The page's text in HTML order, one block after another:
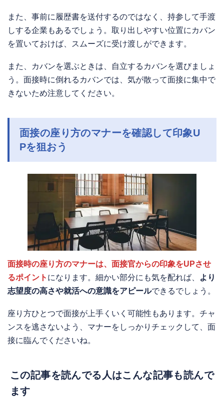
また、事前に履歴書を送付するのではなく、持参して手渡
しする企業もあるでしょう。取り出しやすい位置にカバン
を置いておけば、スムーズに受け渡しができます。
また、カバンを選ぶときは、自立するカバンを選びましょ
う。面接時に倒れるカバンでは、気が散って面接に集中で
きないため注意してください。
面接の座り方のマナーを確認して印象U
Pを狙おう
面接時の座り方のマナーは、面接官からの印象をUPさせ
るポイント になります。細かい部分にも気を配れば、
より
志望度の高さや就活への意識をアピールできるでしょう。
座り方ひとつで面接が上手くいく可能性もあります。チャ
ンスを逃さないよう、マナーをしっかりチェックして、面
接に臨んでくださいね。
この記事を読んでる人はこんな記事も読んで
ます